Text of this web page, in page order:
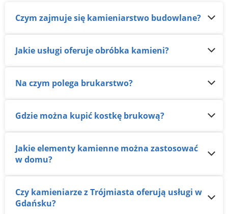
Czym zajmuje się kamieniarstwo budowlane?
Jakie usługi oferuje obróbka kamieni?
Na czym polega brukarstwo?
Gdzie można kupić kostkę brukową?
Jakie elementy kamienne można zastosować
w domu?
Czy kamieniarze z Trójmiasta oferują usługi w
Gdańsku?